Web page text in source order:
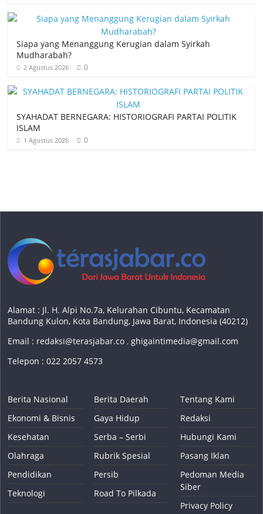
Siapa yang Menanggung Kerugian dalam Syirkah
Mudharabah?
2 Agustus 2026 0
SYAHADAT BERNEGARA: HISTORIOGRAFI PARTAI POLITIK
ISLAM
1 Agustus 2026 0
Alamat : Jl. H. Alpi No.7a, Kelurahan Cibuntu, Kecamatan
Bandung Kulon, Kota Bandung, Jawa Barat, Indonesia (40212)
Email : redaksi@terasjabar.co ,ghigaintimedia@gmail.com
Telepon : 022 2057 4573
Berita Nasional
Ekonomi & Bisnis
Kesehatan
Olahraga
Pendidikan
Teknologi
Berita Daerah
Gaya Hidup
Serba – Serbi
Rubrik Spesial
Persib
Road To Pilkada
Tentang Kami
Redaksi
Hubungi Kami
Pasang Iklan
Pedoman Media
Siber
Privacy Policy